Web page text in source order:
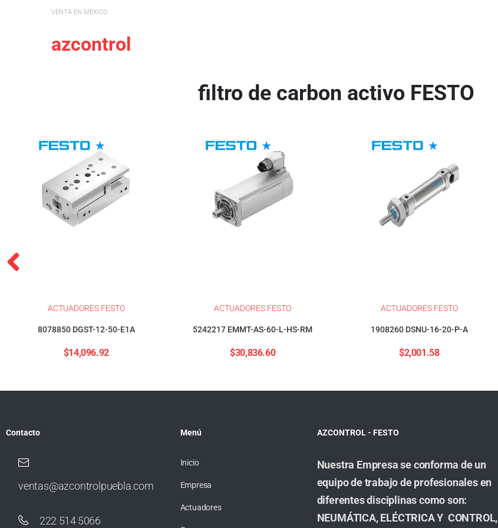
VENTA EN MEXICO
azcontrol
filtro de carbon activo FESTO
ACTUADORES FESTO
8078850 DGST-12-50-E1A
$14,096.92
ACTUADORES FESTO
5242217 EMMT-AS-60-L-HS-RM
$30,836.60
ACTUADORES FESTO
1908260 DSNU-16-20-P-A
$2,001.58
Contacto
ventas@azcontrolpuebla.com
222 514 5066
Menú
Inicio
Empresa
Actuadores
AZCONTROL - FESTO
Nuestra Empresa se conforma de un
equipo de trabajo de profesionales en
diferentes disciplinas como son:
NEUMÁTICA, ELÉCTRICA Y CONTROL,